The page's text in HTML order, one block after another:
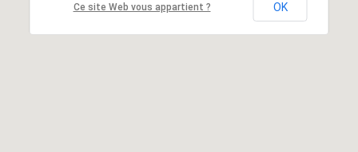
Ce site Web vous appartient ? OK
Ce site Web vous appartient ? OK